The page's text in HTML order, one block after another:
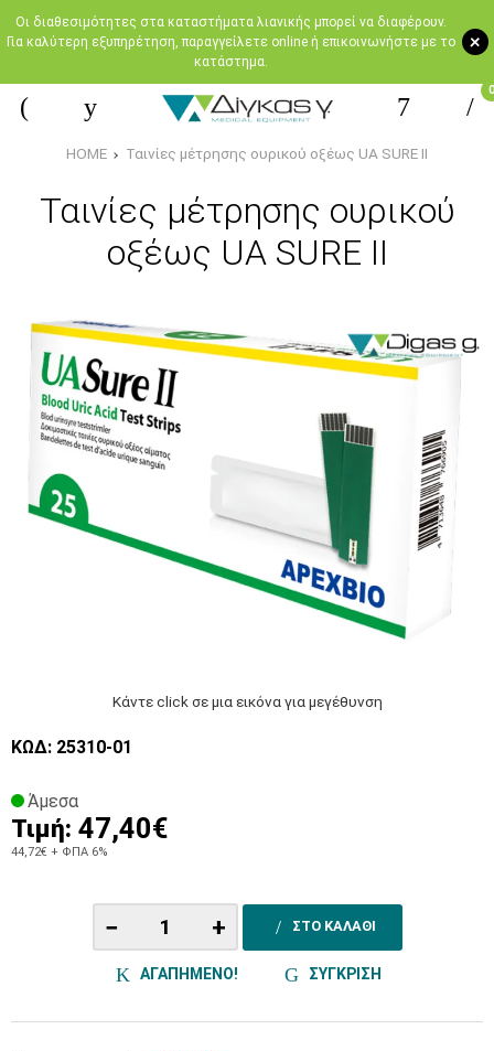
+
Oι διαθεσιμότητες στα καταστήματα λιανικής μπορεί να διαφέρουν.
Για καλύτερη εξυπηρέτηση, παραγγείλετε online ή επικοινωνήστε με το
κατάστημα.
0
HOME Ταινίες μέτρησης ουρικού οξέως UA SURE II
Ταινίες μέτρησης ουρικού
οξέως UA SURE II
Κάντε click σε μια εικόνα για μεγέθυνση
ΚΩΔ: 25310-01
Άμεσα
Τιμή: 47,40€
44,72€ + ΦΠΑ 6%
− + ΣΤΟ ΚΑΛΑΘΙ
ΑΓΑΠΗΜΕΝΟ! ΣΥΓΚΡΙΣΗ